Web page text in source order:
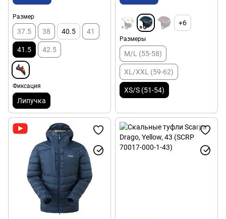
Размер
37.5 38 40.5 41
41.5 42.5
Фиксация
Липучка
+6
Размеры
M/L (55-58)
XL/XXL (59-62)
XS/S (51-54)